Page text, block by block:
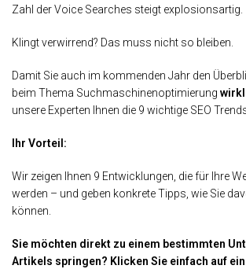
Zahl der Voice Searches steigt explosionsartig.
Klingt verwirrend? Das muss nicht so bleiben.
Damit Sie auch im kommenden Jahr den
beim Thema Suchmaschinenoptimierung
unsere Experten Ihnen die 9 wichtige SEO
Ihr Vorteil:
Wir zeigen Ihnen 9 Entwicklungen, die für Ihre
werden – und geben konkrete Tipps, wie Sie
können.
Sie möchten direkt zu einem bestimmten
Artikels springen? Klicken Sie einfach auf